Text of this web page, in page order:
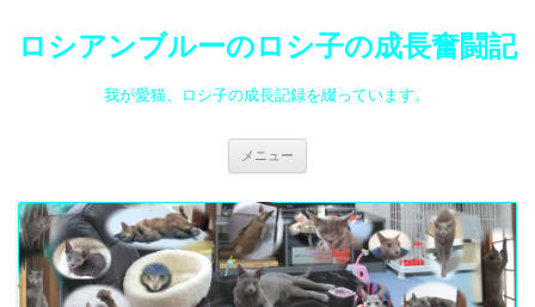
ロシアンブルーのロシ子の成長奮闘記
我が愛猫、ロシ子の成長記録を綴っています。
メニュー
ツ
へ
ス
キ
ッ
プ